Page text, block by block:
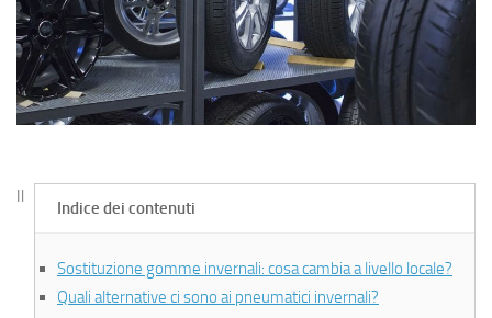
Indice dei contenuti
Sostituzione gomme invernali: cosa cambia a livello locale?
Quali alternative ci sono ai pneumatici invernali?
Il